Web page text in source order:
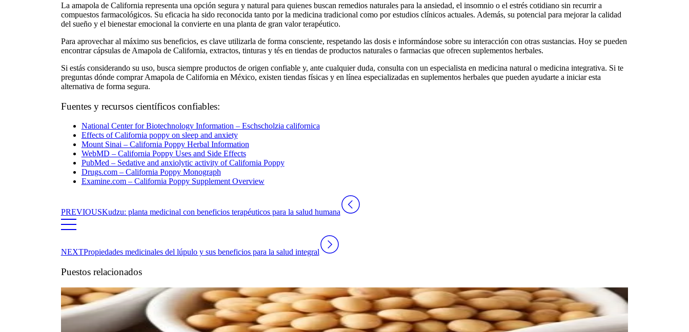
La amapola de California representa una opción segura y natural para quienes buscan remedios naturales para la ansiedad, el insomnio o el estrés cotidiano sin recurrir a
compuestos farmacológicos. Su eficacia ha sido reconocida tanto por la medicina tradicional como por estudios clínicos actuales. Además, su potencial para mejorar la calidad
del sueño y el bienestar emocional la convierte en una planta de gran valor terapéutico.
Para aprovechar al máximo sus beneficios, es clave utilizarla de forma consciente, respetando las dosis e informándose sobre su interacción con otras sustancias. Hoy se pueden
encontrarcápsulas de Amapola de California, extractos, tinturas y tés en tiendas de productos naturales o farmacias que ofrecen suplementos herbales.
Si estás considerando su uso, busca siempre productos de origen confiable y, ante cualquier duda, consulta con un especialista en medicina natural o medicina integrativa. Si te
preguntas dónde comprar Amapola de California en México, existen tiendas físicas y en línea especializadas en suplementos herbales que pueden ayudarte a iniciar esta
alternativa de forma segura.
Fuentes y recursos científicos confiables:
National Center for Biotechnology Information – Eschscholzia californica
Effects of California poppy on sleep and anxiety
Mount Sinai – California Poppy Herbal Information
WebMD – California Poppy Uses and Side Effects
PubMed – Sedative and anxiolytic activity of California Poppy
Drugs.com – California Poppy Monograph
Examine.com – California Poppy Supplement Overview
PREVIOUSKudzu: planta medicinal con beneficios terapéuticos para la salud humana
NEXTPropiedades medicinales del lúpulo y sus beneficios para la salud integral
Puestos relacionados